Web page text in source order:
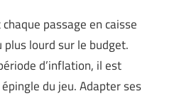
passage en caisse
lourd sur le budget.
d’inflation, il est
du jeu. Adapter ses